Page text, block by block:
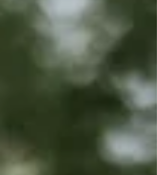
med dyreassisterte tjen